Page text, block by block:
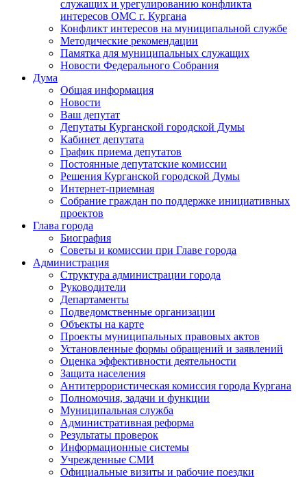
служащих и урегулированию конфликта
интересов ОМС г. Кургана
Конфликт интересов на муниципальной службе
Методические рекомендации
Памятка для муниципальных служащих
Новости Федерального Cобрания
Дума
Общая информация
Новости
Ваш депутат
Депутаты Курганской городской Думы
Кабинет депутата
График приема депутатов
Постоянные депутатские комиссии
Решения Курганской городской Думы
Интернет-приемная
Собрание граждан по поддержке инициативных
проектов
Глава города
Биография
Советы и комиссии при Главе города
Администрация
Структура администрации города
Руководители
Департаменты
Подведомственные организации
Объекты на карте
Проекты муниципальных правовых актов
Установленные формы обращений и заявлений
Оценка эффективности деятельности
Защита населения
Антитеррористическая комиссия города Кургана
Полномочия, задачи и функции
Муниципальная служба
Административная реформа
Результаты проверок
Информационные системы
Учрежденные СМИ
Официальные визиты и рабочие поездки